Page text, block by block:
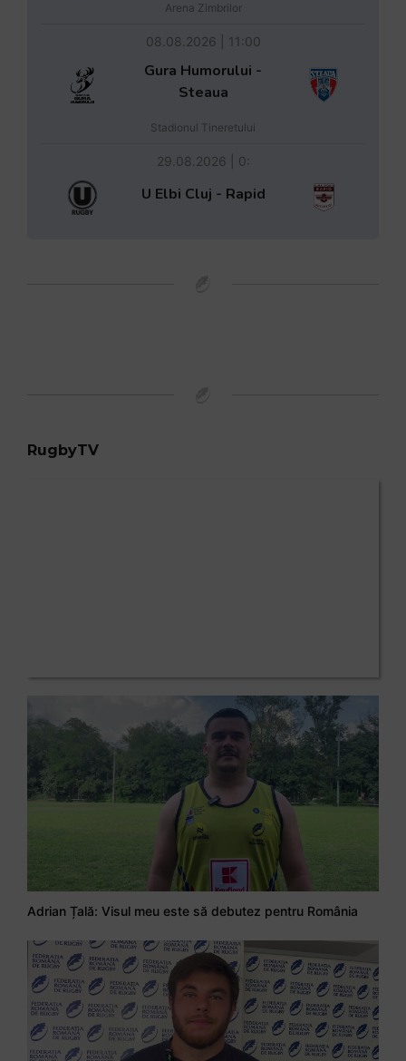
Arena Zimbrilor
08.08.2026 | 11:00
Gura Humorului -
Steaua
Stadionul Tineretului
29.08.2026 | 0:
U Elbi Cluj - Rapid
RugbyTV
Adrian Țală: Visul meu este să debutez pentru România